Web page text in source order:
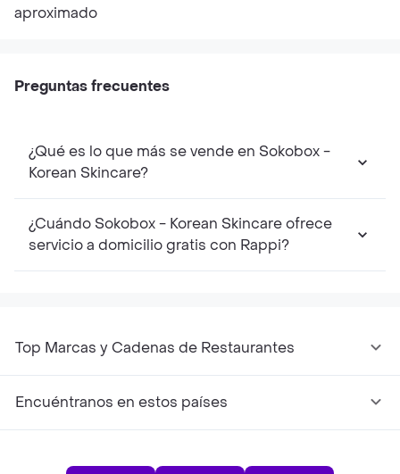
aproximado
Preguntas frecuentes
¿Qué es lo que más se vende en Sokobox -
Korean Skincare?
¿Cuándo Sokobox - Korean Skincare ofrece
servicio a domicilio gratis con Rappi?
Top Marcas y Cadenas de Restaurantes
Encuéntranos en estos países